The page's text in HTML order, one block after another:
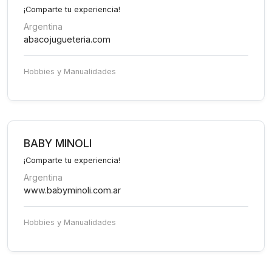
¡Comparte tu experiencia!
Argentina
abacojugueteria.com
Hobbies y Manualidades
BABY MINOLI
¡Comparte tu experiencia!
Argentina
www.babyminoli.com.ar
Hobbies y Manualidades